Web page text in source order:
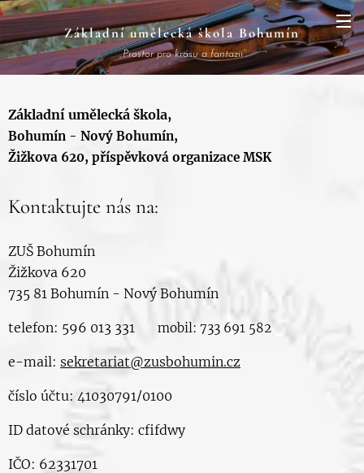
Základníuměleckáškola Bohumín
„Prostor pro krásu a fantazii“
Základní umělecká škola,
Bohumín - Nový Bohumín,
Žižkova 620, příspěvková organizace MSK
Kontaktujte nás na:
ZUŠ Bohumín
Žižkova 620
735 81 Bohumín - Nový Bohumín
telefon: 596 013 331 mobil: 733 691 582
e-mail: sekretariat@zusbohumin.cz
číslo účtu: 41030791/0100
ID datové schránky: cfifdwy
IČO: 62331701